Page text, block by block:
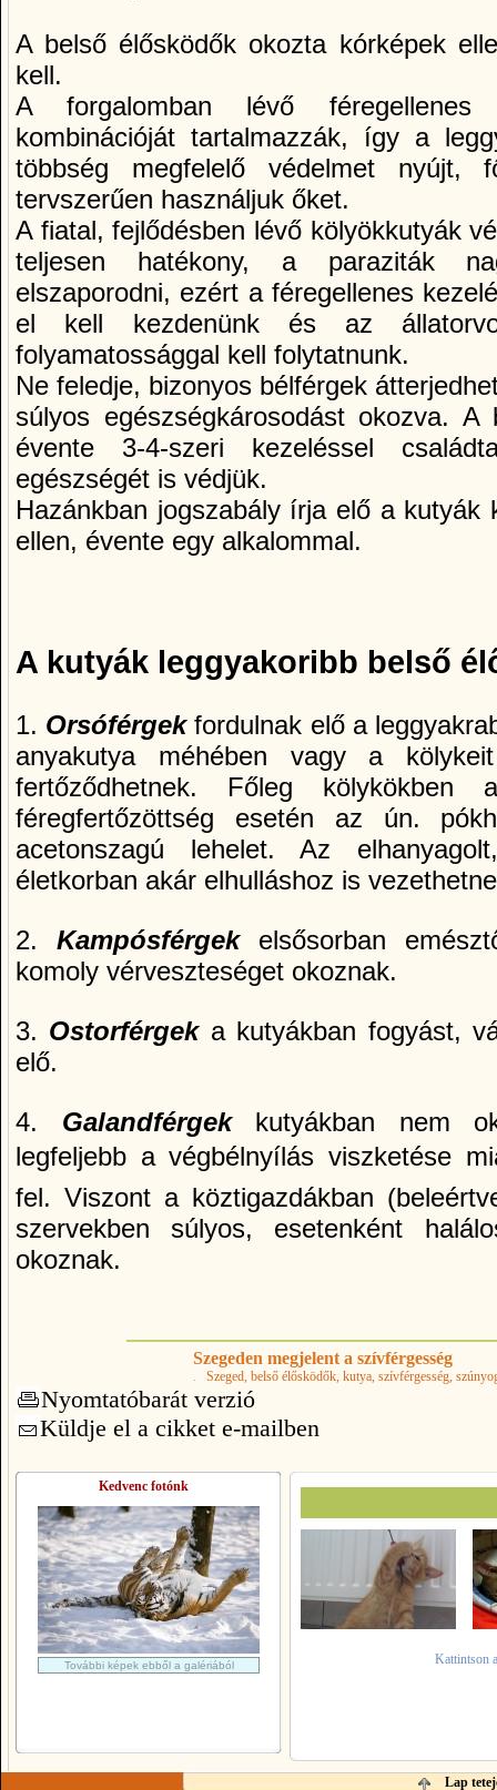
A belső élősködők okozta kórképek
kell.
A forgalomban lévő
kombinációját tartalmazzák, í­gy a
többség megfelelő védelmet nyújt,
tervszerűen használjuk őket.
A fiatal, fejlődésben lévő kölyökkutyák
teljesen hatékony, a paraziták
elszaporodni, ezért a féregellenes
el kell kezdenünk és az
folyamatossággal kell folytatnunk.
Ne feledje, bizonyos bélférgek
súlyos egészségkárosodást okozva. A
évente 3-4-szeri kezeléssel
egészségét is védjük.
Hazánkban jogszabály í­rja elő a kutyák
ellen, évente egy alkalommal.
A kutyák leggyakoribb belső
1. Orsóférgekfordulnak elő a
anyakutya méhében vagy a
fertőződhetnek. Főleg
féregfertőzöttség esetén az ún.
acetonszagú lehelet. Az
életkorban akár elhulláshoz is
2. Kampósférgekelsősorban
komoly vérveszteséget okoznak.
3. Ostorférgeka kutyákban fogyást,
elő.
4. Galandférgekkutyákban nem
legfeljebb a végbélnyí­lás viszketése
fel. Viszont a köztigazdákban
szervekben súlyos, esetenként
okoznak.
Szegeden megjelent a szívférgesség
. Szeged, belső élősködők, kutya, szívférgesség,
Nyomtatóbarát verzió
Küldje el a cikket e-mailben
Kedvenc fotónk
További képek ebből a galériából Kattintson
Lap